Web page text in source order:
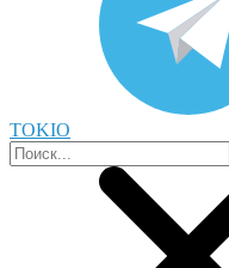
TOKIO